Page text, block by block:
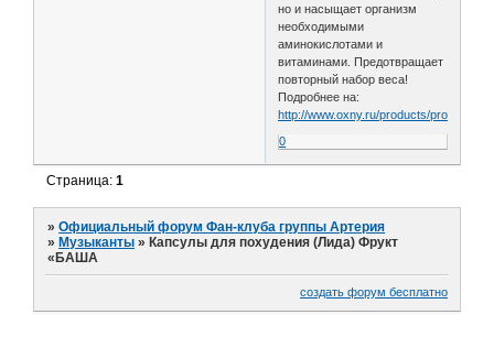
но и насыщает организм
необходимыми
аминокислотами и
витаминами. Предотвращает
повторный набор веса!
Подробнее на:
http://www.oxny.ru/products/
0
Страница:1
»Официальный форум Фан-клуба группы Артерия
»Музыканты »Капсулы для похудения (Лида) Фрукт
«БАША
создать форум бесплатно